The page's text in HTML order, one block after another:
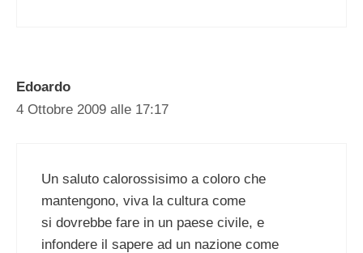
Edoardo
4 Ottobre 2009 alle 17:17
Un saluto calorossisimo a coloro che
mantengono, viva la cultura come
si dovrebbe fare in un paese civile, e
infondere il sapere ad un nazione come